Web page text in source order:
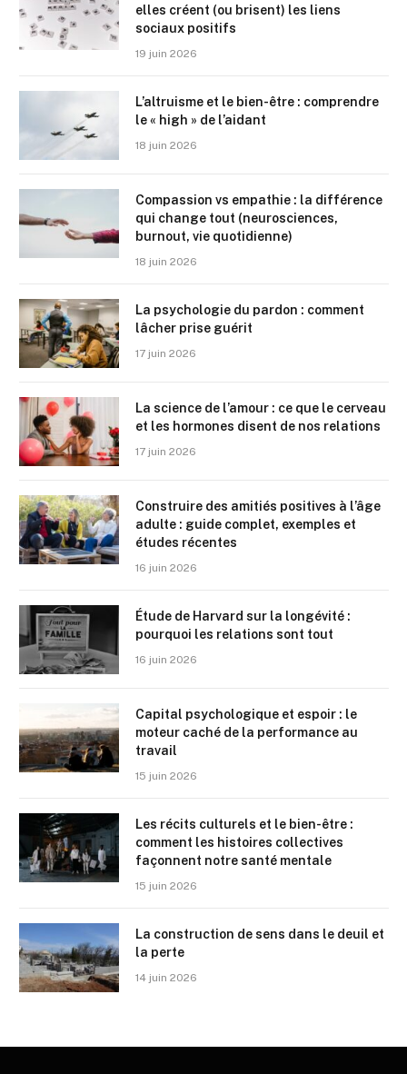
elles créent (ou brisent) les liens
sociaux positifs
19 juin 2026
L’altruisme et le bien-être : comprendre
le « high » de l’aidant
18 juin 2026
Compassion vs empathie : la différence
qui change tout (neurosciences,
burnout, vie quotidienne)
18 juin 2026
La psychologie du pardon : comment
lâcher prise guérit
17 juin 2026
La science de l’amour : ce que le cerveau
et les hormones disent de nos relations
17 juin 2026
Construire des amitiés positives à l’âge
adulte : guide complet, exemples et
études récentes
16 juin 2026
Étude de Harvard sur la longévité :
pourquoi les relations sont tout
16 juin 2026
Capital psychologique et espoir : le
moteur caché de la performance au
travail
15 juin 2026
Les récits culturels et le bien-être :
comment les histoires collectives
façonnent notre santé mentale
15 juin 2026
La construction de sens dans le deuil et
la perte
14 juin 2026